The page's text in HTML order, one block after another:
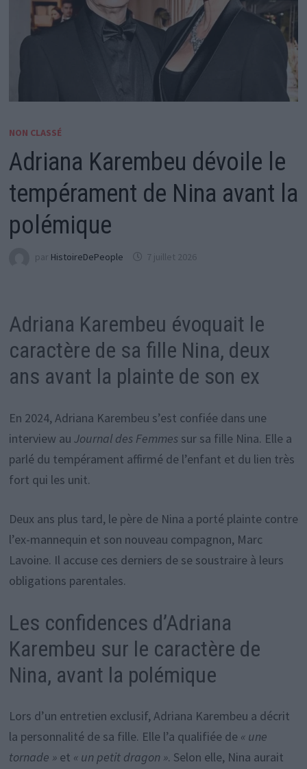
NON CLASSÉ
Adriana Karembeu dévoile le
tempérament de Nina avant la
polémique
par HistoireDePeople 7 juillet 2026
Adriana Karembeu évoquait le
caractère de sa fille Nina, deux
ans avant la plainte de son ex
En 2024, Adriana Karembeu s’est confiée dans une
interview au Journal des Femmes sur sa fille Nina. Elle a
parlé du tempérament affirmé de l’enfant et du lien très
fort qui les unit.
Deux ans plus tard, le père de Nina a porté plainte contre
l’ex-mannequin et son nouveau compagnon, Marc
Lavoine. Il accuse ces derniers de se soustraire à leurs
obligations parentales.
Les confidences d’Adriana
Karembeu sur le caractère de
Nina, avant la polémique
Lors d’un entretien exclusif, Adriana Karembeu a décrit
la personnalité de sa fille. Elle l’a qualifiée de « une
tornade »et « un petit dragon ». Selon elle, Nina aurait